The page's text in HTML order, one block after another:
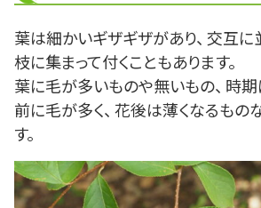
葉は細かいギザギザがあり、 交互に
枝に集まって付くこともあります。
葉に毛が多いものや無いもの、 時期
前に毛が多く、 花後は薄くなるもの
す。